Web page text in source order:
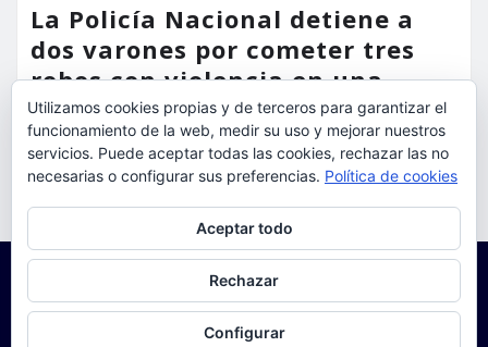
La Policía Nacional detiene a
dos varones por cometer tres
robos con violencia en una
misma mañana
torrent al dia Ago 7, 2026
Utilizamos cookies propias y de terceros para garantizar el
funcionamiento de la web, medir su uso y mejorar nuestros
servicios. Puede aceptar todas las cookies, rechazar las no
necesarias o configurar sus preferencias. Política de cookies
Aceptar todo
Rechazar
Configurar
Para obtener más información, incluido cómo gestionar las cookies,